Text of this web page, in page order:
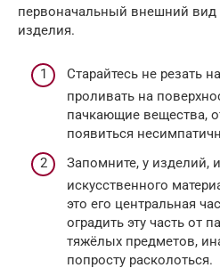
первоначальный внешний вид
изделия.
Старайтесь не резать
проливать на
пачкающие вещества,
появиться
Запомните, у изделий,
искусственного
это его центральная
оградить эту часть от
тяжёлых предметов,
попросту расколоться.